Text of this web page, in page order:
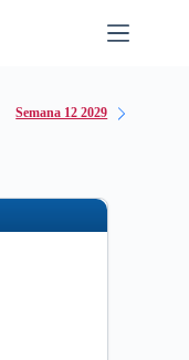
Semana 12 2029